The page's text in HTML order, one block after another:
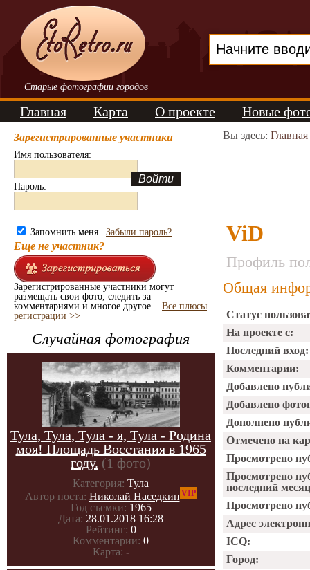
Старые фотографии городов
Главная Карта О проекте Новые
Зарегистрированные участники
Имя пользователя:
Пароль:
Запомнить меня | Забыли пароль?
Еще не участник?
Зарегистрированные участники могут
размещать свои фото, следить за
комментариями и многое другое... Все плюсы
регистрации >>
Случайная фотография
Тула, Тула, Тула - я, Тула - Родина
моя! Площадь Восстания в 1965
году. (1 фото)
Категория: Тула
Автор поста: Николай Наседкин VIP
Год съемки: 1965
Дата: 28.01.2018 16:28
Рейтинг: 0
Комментарии: 0
Карта: -
Вы здесь:
ViD
Профиль
Общая
Статус
На проекте с:
Последний вход:
Комментарии:
Добавлено
Добавлено
Дополнено
Отмечено на
Просмотрено
Просмотрено
последний
Просмотрено
Адрес
ICQ:
Город: